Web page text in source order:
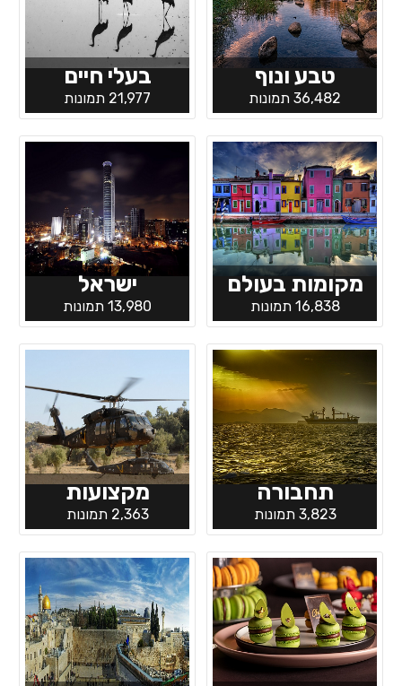
טבע ונוף
36,482 תמונות
בעלי חיים
21,977 תמונות
מקומות בעולם
16,838 תמונות
ישראל
13,980 תמונות
תחבורה
3,823 תמונות
מקצועות
2,363 תמונות